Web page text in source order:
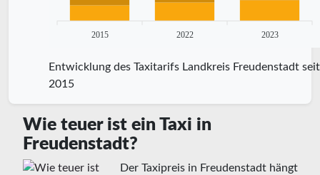
2015 2022 2023
Entwicklung des Taxitarifs Landkreis Freudenstadt seit
2015
Wie teuer ist ein Taxi in
Freudenstadt?
Der Taxipreis in Freudenstadt hängt